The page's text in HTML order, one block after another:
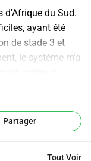
d'Afrique du Sud.
ayant été
de stade 3 et
le système m'a
pension que je
si j'ai travaillé et
ans. On m'a
Partager
Tout Voir